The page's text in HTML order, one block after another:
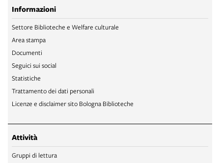
Informazioni
Settore Biblioteche e Welfare culturale
Area stampa
Documenti
Seguici sui social
Statistiche
Trattamento dei dati personali
Licenze e disclaimer sito Bologna Biblioteche
Attività
Gruppi di lettura